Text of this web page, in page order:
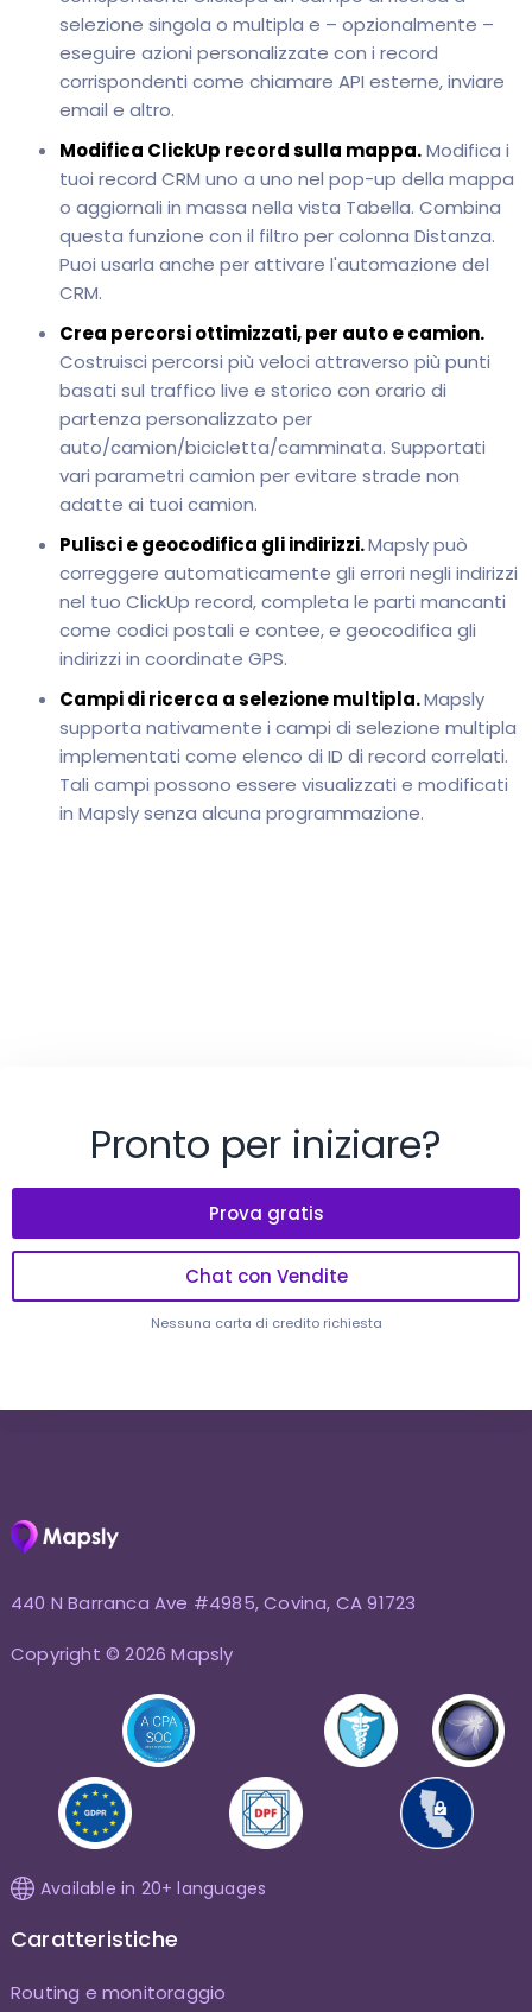
selezione singola o multipla e – opzionalmente –
eseguire azioni personalizzate con i record
corrispondenti come chiamare API esterne, inviare
email e altro.
Modifica ClickUp record sulla mappa.Modifica i
tuoi record CRM uno a uno nel pop-up della mappa
o aggiornali in massa nella vista Tabella. Combina
questa funzione con il filtro per colonna Distanza.
Puoi usarla anche per attivare l'automazione del
CRM.
Crea percorsi ottimizzati, per auto e camion.
Costruisci percorsi più veloci attraverso più punti
basati sul traffico live e storico con orario di
partenza personalizzato per
auto/camion/bicicletta/camminata. Supportati
vari parametri camion per evitare strade non
adatte ai tuoi camion.
Pulisci e geocodifica gli indirizzi.Mapsly può
correggere automaticamente gli errori negli indirizzi
nel tuo ClickUp record, completa le parti mancanti
come codici postali e contee, e geocodifica gli
indirizzi in coordinate GPS.
Campi di ricerca a selezione multipla.Mapsly
supporta nativamente i campi di selezione multipla
implementati come elenco di ID di record correlati.
Tali campi possono essere visualizzati e modificati
in Mapsly senza alcuna programmazione.
Pronto per iniziare?
Prova gratis
Chat con Vendite
Nessuna carta di credito richiesta
440 N Barranca Ave #4985, Covina, CA 91723
Copyright © 2026 Mapsly
Available in 20+ languages
Caratteristiche
Routing e monitoraggio